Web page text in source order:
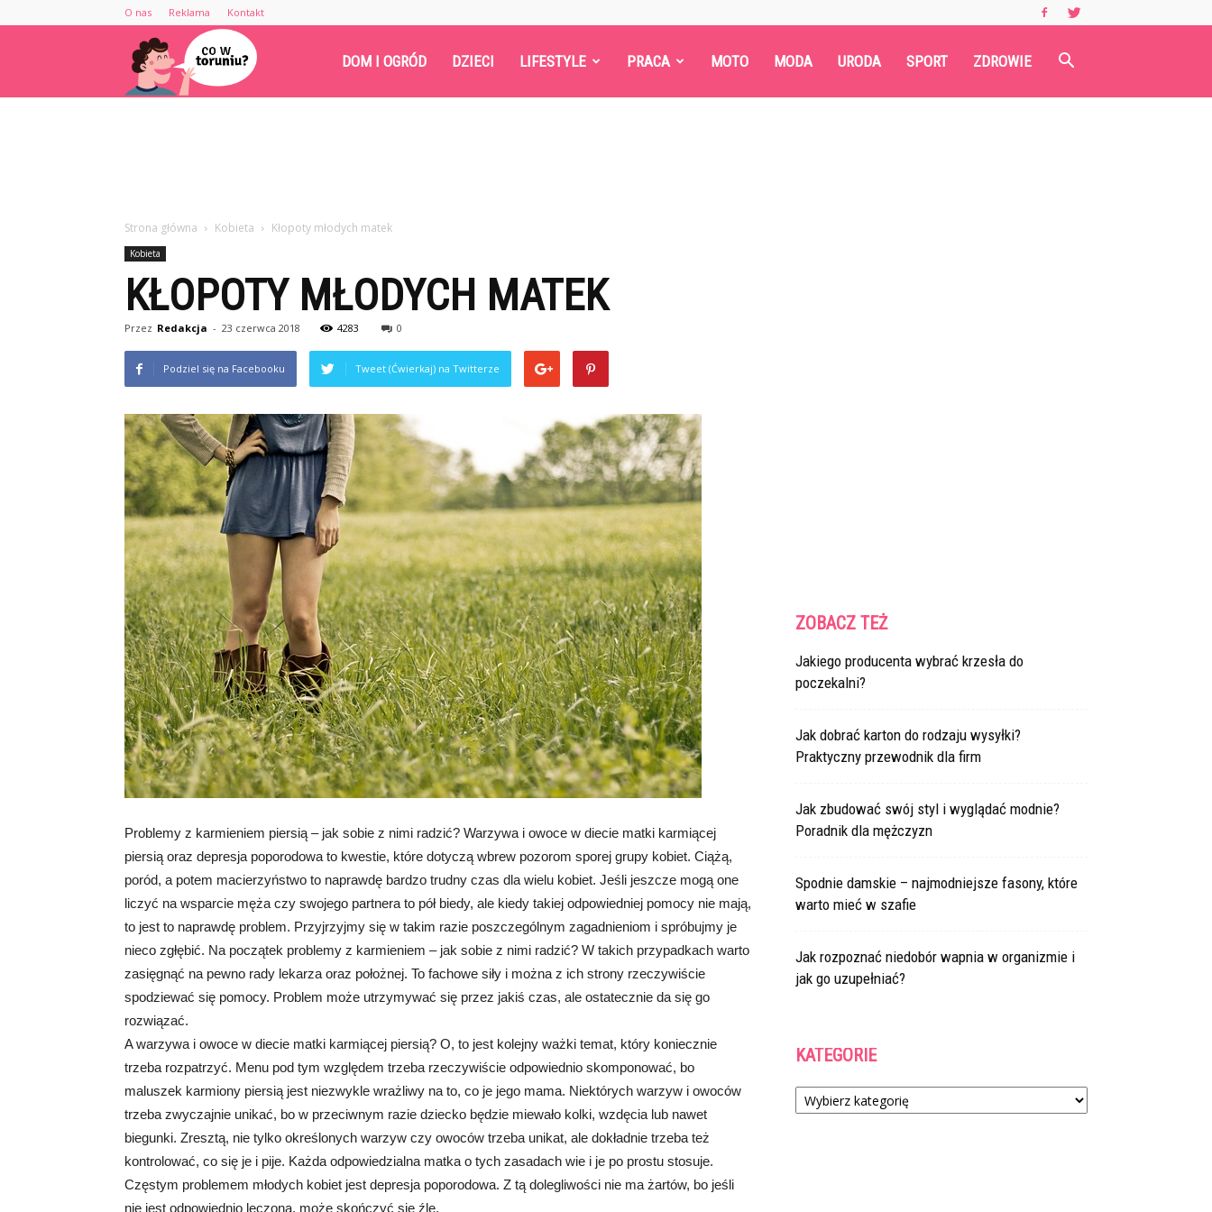
O nas Reklama Kontakt
Cowtoruniu.pl DOM I OGRÓD DZIECI LIFESTYLE PRACA MOTO MODA URODA SPORT ZDROWIE
Strona główna Kobieta Kłopoty młodych matek
Kobieta
KŁOPOTY MŁODYCH MATEK
Przez Redakcja - 23 czerwca 2018 4283 0
Podziel się na Facebooku Tweet (Ćwierkaj) na Twitterze
Problemy z karmieniem piersią – jak sobie z nimi radzić? Warzywa i owoce w diecie matki karmiącej
piersią oraz depresja poporodowa to kwestie, które dotyczą wbrew pozorom sporej grupy kobiet. Ciążą,
poród, a potem macierzyństwo to naprawdę bardzo trudny czas dla wielu kobiet. Jeśli jeszcze mogą one
liczyć na wsparcie męża czy swojego partnera to pół biedy, ale kiedy takiej odpowiedniej pomocy nie mają,
to jest to naprawdę problem. Przyjrzyjmy się w takim razie poszczególnym zagadnieniom i spróbujmy je
nieco zgłębić. Na początek problemy z karmieniem – jak sobie z nimi radzić? W takich przypadkach warto
zasięgnąć na pewno rady lekarza oraz położnej. To fachowe siły i można z ich strony rzeczywiście
spodziewać się pomocy. Problem może utrzymywać się przez jakiś czas, ale ostatecznie da się go
rozwiązać.
A warzywa i owoce w diecie matki karmiącej piersią? O, to jest kolejny ważki temat, który koniecznie
trzeba rozpatrzyć. Menu pod tym względem trzeba rzeczywiście odpowiednio skomponować, bo
maluszek karmiony piersią jest niezwykle wrażliwy na to, co je jego mama. Niektórych warzyw i owoców
trzeba zwyczajnie unikać, bo w przeciwnym razie dziecko będzie miewało kolki, wzdęcia lub nawet
biegunki. Zresztą, nie tylko określonych warzyw czy owoców trzeba unikat, ale dokładnie trzeba też
kontrolować, co się je i pije. Każda odpowiedzialna matka o tych zasadach wie i je po prostu stosuje.
Częstym problemem młodych kobiet jest depresja poporodowa. Z tą dolegliwości nie ma żartów, bo jeśli
nie jest odpowiednio leczona, może skończyć się źle.
ZOBACZ TEŻ
Jakiego producenta wybrać krzesła do
poczekalni?
Jak dobrać karton do rodzaju wysyłki?
Praktyczny przewodnik dla firm
Jak zbudować swój styl i wyglądać modnie?
Poradnik dla mężczyzn
Spodnie damskie – najmodniejsze fasony, które
warto mieć w szafie
Jak rozpoznać niedobór wapnia w organizmie i
jak go uzupełniać?
KATEGORIE
Kategorie